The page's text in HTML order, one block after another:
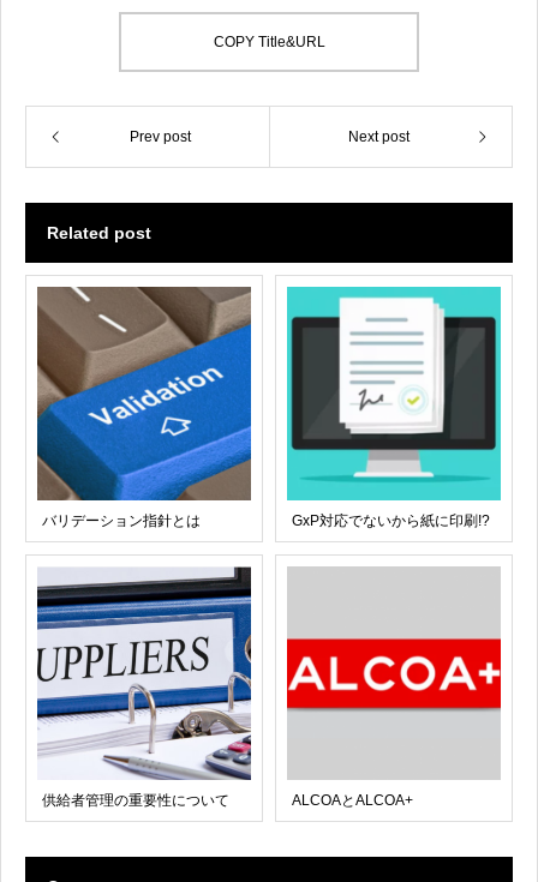
COPY Title&URL
Prev post Next post
Related post
バリデーション指針とは GxP対応でないから紙に印刷!?
供給者管理の重要性について ALCOAとALCOA+